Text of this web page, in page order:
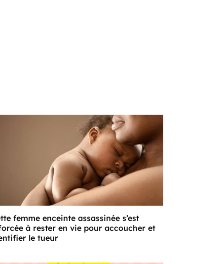
femme enceinte assassinée s’est
à rester en vie pour accoucher et
le tueur